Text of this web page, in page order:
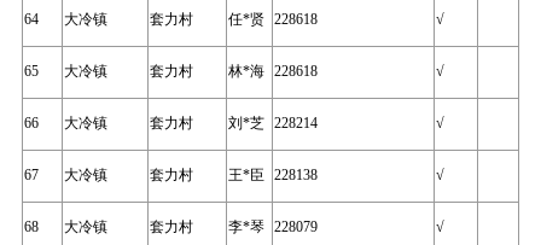
64 大冷镇 套力村 任*贤 228618 √
65 大冷镇 套力村 林*海 228618 √
66 大冷镇 套力村 刘*芝 228214 √
67 大冷镇 套力村 王*臣 228138 √
68 大冷镇 套力村 李*琴 228079 √